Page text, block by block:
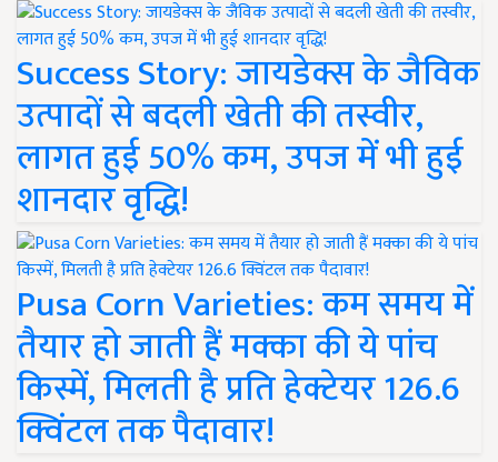
Success Story: जायडेक्स के जैविक
उत्पादों से बदली खेती की तस्वीर,
लागत हुई 50% कम, उपज में भी हुई
शानदार वृद्धि!
Pusa Corn Varieties: कम समय में
तैयार हो जाती हैं मक्का की ये पांच
किस्में, मिलती है प्रति हेक्टेयर 126.6
क्विंटल तक पैदावार!